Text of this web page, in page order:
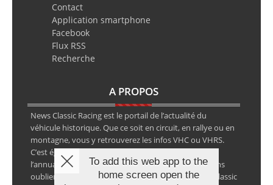
Contact
Application smartphone
Facebook
Flux RSS
Recherche
A PROPOS
News Classic Racing est le portail de l’actualité du
véhicule historique. Que ce soit en circuit, en rallye ou en
montagne, vous y retrouverez les infos VHC ou VHRS.
C’est également le calendrier des épreuves ainsi que
l’annuaire des spécialistes de la voiture ancienne, sans
oublier les petites annonces avec notre partenaire Classic
To add this web app to the
home screen open the